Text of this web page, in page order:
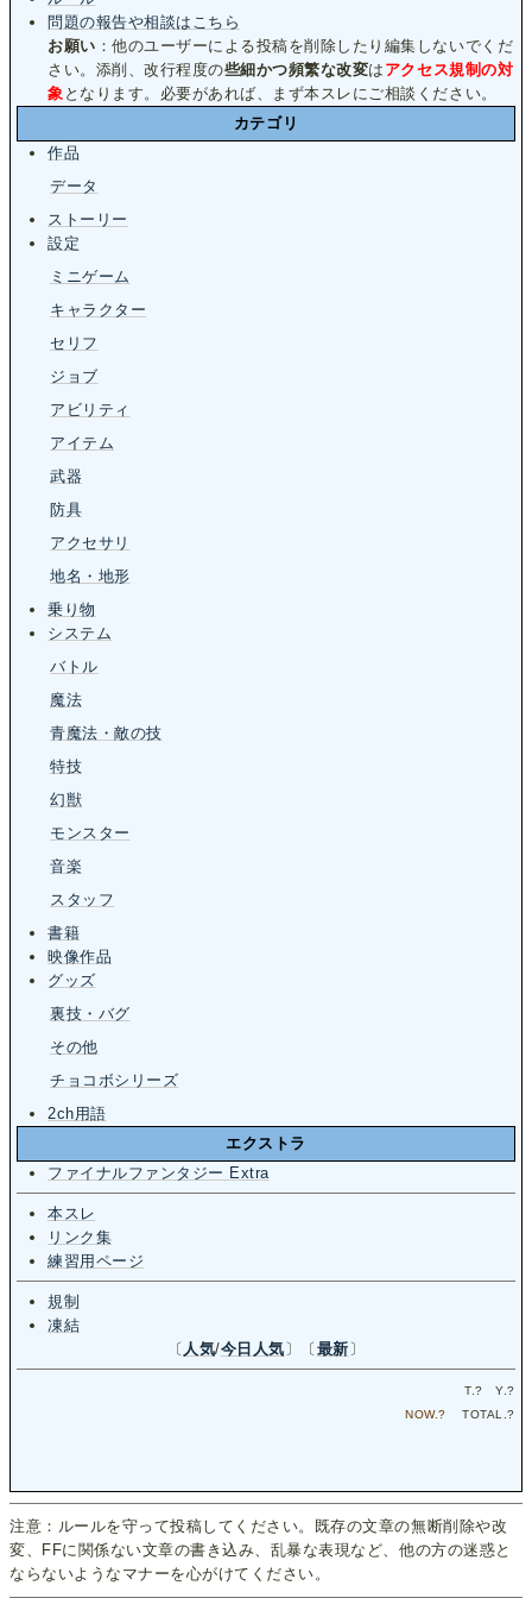
問題の報告や相談はこちら
お願い ：他のユーザーによる投稿を削除したり編集しないでくだ
さい。添削、改行程度の些細かつ頻繁な改変は アクセス規制の対
象 となります。必要があれば、まず本スレにご相談ください。
カテゴリ
作品
データ
ストーリー
設定
ミニゲーム
キャラクター
セリフ
ジョブ
アビリティ
アイテム
武器
防具
アクセサリ
地名・地形
乗り物
システム
バトル
魔法
青魔法・敵の技
特技
幻獣
モンスター
音楽
スタッフ
書籍
映像作品
グッズ
裏技・バグ
その他
チョコボシリーズ
2ch用語
エクストラ
ファイナルファンタジー Extra
本スレ
リンク集
練習用ページ
規制
凍結
〔 人気/今日人気〕〔最新〕
T.? Y.?
NOW.? TOTAL.?
注意：ルールを守って投稿してください。既存の文章の無断削除や改
変、FFに関係ない文章の書き込み、乱暴な表現など、他の方の迷惑と
ならないようなマナーを心がけてください。